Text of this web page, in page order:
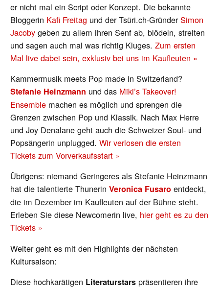
er nicht mal ein Script oder Konzept. Die bekannte
Bloggerin Kafi Freitag und der Tsüri.ch-GründerSimon
Jacoby geben zu allem ihren Senf ab, blödeln, streiten
und sagen auch mal was richtig Kluges.Zum ersten
Mal live dabei sein, exklusiv bei uns im Kaufleuten »
Kammermusik meets Pop made in Switzerland?
Stefanie Heinzmann und das Miki’s Takeover!
Ensemble machen es möglich und sprengen die
Grenzen zwischen Pop und Klassik. Nach Max Herre
und Joy Denalane geht auch die Schweizer Soul- und
Popsängerin unplugged.Wir verlosen die ersten
Tickets zum Vorverkaufsstart »
Übrigens: niemand Geringeres als Stefanie Heinzmann
hat die talentierte ThunerinVeronica Fusaro entdeckt,
die im Dezember im Kaufleuten auf der Bühne steht.
Erleben Sie diese Newcomerin live, hier geht es zu den
Tickets »
Weiter geht es mit den Highlights der nächsten
Kultursaison:
Diese hochkarätigen Literaturstars präsentieren ihre